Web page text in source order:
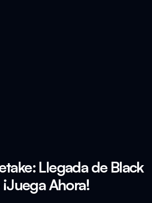
Llegada de Black
Ahora!